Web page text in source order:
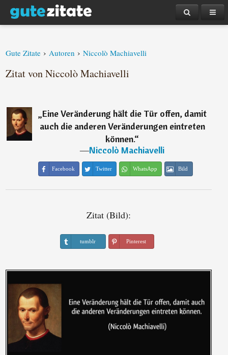
Gute Zitate › Autoren › Niccolò Machiavelli
Zitat von Niccolò Machiavelli
„Eine Veränderung hält die Tür offen, damit
auch die anderen Veränderungen eintreten
können.“
―Niccolò Machiavelli
Facebook Twitter WhatsApp Bild
Zitat (Bild):
tumblr Pinterest